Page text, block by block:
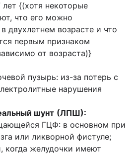
{(хотя некоторые
что его можно
двухлетнем возрасте и что
первым признаком
от возраста)}
пузырь: из-за потерь с
нарушения
шунт (ЛПШ):
ГЦФ: в основном при
или ликворной фистуле;
когда желудочки имеют